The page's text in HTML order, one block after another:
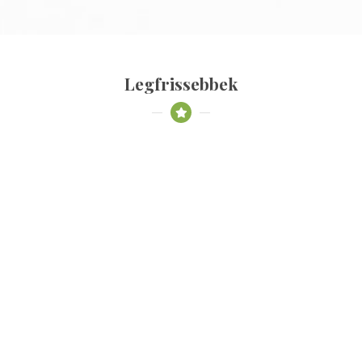
Legfrissebbek